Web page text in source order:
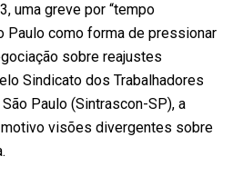
uma greve por “tempo
Paulo como forma de pressionar
sobre reajustes
Sindicato dos Trabalhadores
Paulo (Sintrascon-SP), a
visões divergentes sobre